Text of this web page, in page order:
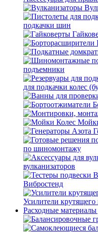
подкачки шин
подъемники
для подкачки колес
по шиномонтажу
вулканизаторов
Вибростенд
Усилители
Расходные